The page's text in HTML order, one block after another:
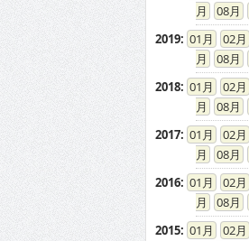
08
2019: 01 02
08
2018: 01 02
08
2017: 01 02
08
2016: 01 02
08
2015: 01 02